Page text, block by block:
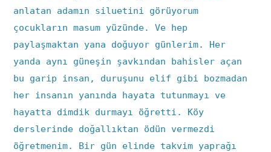
anlatan adamın siluetini görüyorum
çocukların masum yüzünde. Ve hep
paylaşmaktan yana doğuyor günlerim. Her
yanda aynı güneşin şavkından bahisler açan
bu garip insan, duruşunu elif gibi bozmadan
her insanın yanında hayata tutunmayı ve
hayatta dimdik durmayı öğretti. Köy
derslerinde doğallıktan ödün vermezdi
öğretmenim. Bir gün elinde takvim yaprağı